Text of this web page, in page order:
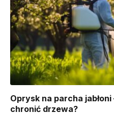
Oprysk na parcha
chronić drzewa?